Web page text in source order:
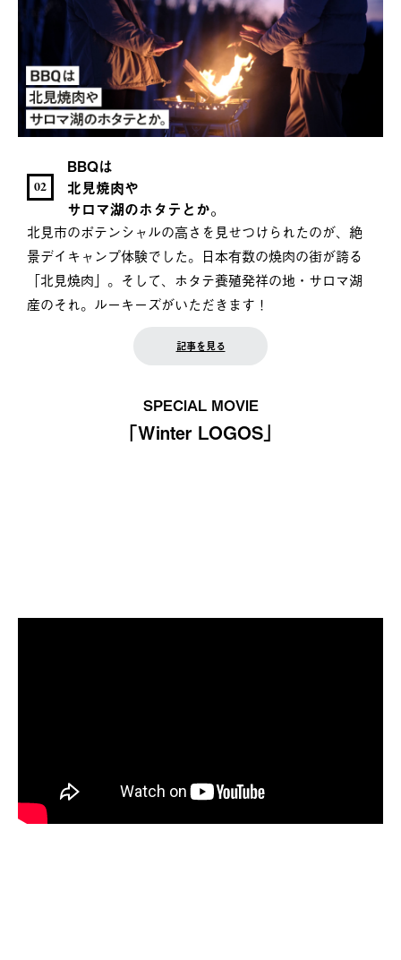
02
BBQは
北見焼肉や
サロマ湖のホタテとか。
北見市のポテンシャルの高さを見せつけられたのが、絶
景デイキャンプ体験でした。日本有数の焼肉の街が誇る
「北見焼肉」。そして、ホタテ養殖発祥の地・サロマ湖
産のそれ。ルーキーズがいただきます！
記事を見る
SPECIAL MOVIE
「Winter LOGOS」